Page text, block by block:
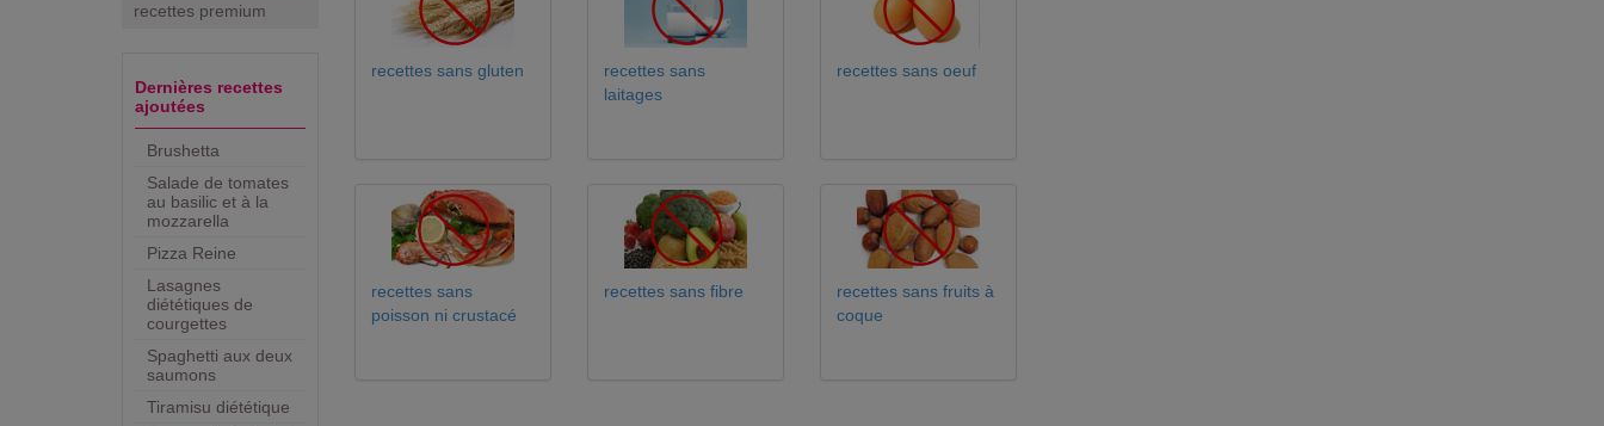
recettes premium
Dernières recettes
ajoutées
Brushetta
Salade de tomates
au basilic et à la
mozzarella
Pizza Reine
Lasagnes
diététiques de
courgettes
Spaghetti aux deux
saumons
Tiramisu diététique
recettes sans gluten
recettes sans
laitages
recettes sans oeuf
recettes sans
poisson ni crustacé
recettes sans fibre
recettes sans fruits à
coque